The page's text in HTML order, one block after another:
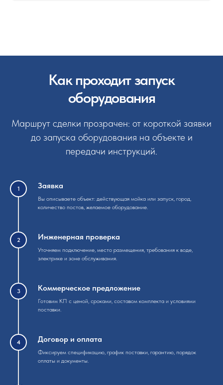
Как проходит запуск
оборудования
Маршрут сделки прозрачен: от короткой заявки
до запуска оборудования на объекте и
передачи инструкций.
Заявка
Вы описываете объект: действующая мойка или запуск, город,
количество постов, желаемое оборудование.
Инженерная проверка
Уточняем подключение, место размещения, требования к воде,
электрике и зоне обслуживания.
Коммерческое предложение
Готовим КП с ценой, сроками, составом комплекта и условиями
поставки.
Договор и оплата
Фиксируем спецификацию, график поставки, гарантию, порядок
оплаты и документы.